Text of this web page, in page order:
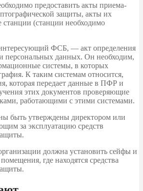
предоставить акты приема-
защиты, акты их
станции (станции необходимо
ФСБ, — акт определения
персональных данных. Он необходим,
системы, в которых
К таким системам относится,
которая передает данные в ПФР и
этих документов проверяющие
работающими с этими системами.
быть утверждены директором или
за эксплуатацию средств
должна установить сейфы и
где находятся средства